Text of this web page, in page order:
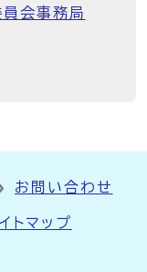
会事務局
お問い合わせ
トマップ